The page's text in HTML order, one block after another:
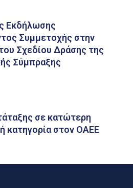
Εκδήλωσης
Συμμετοχής στην
Σχεδίου Δράσης της
Σύμπραξης
σε κατώτερη
κατηγορία στον ΟΑΕΕ